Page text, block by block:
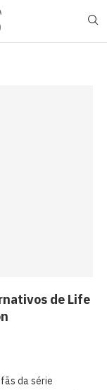
de Life
da série